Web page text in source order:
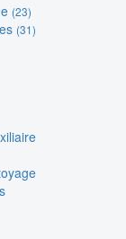
(23)
(31)